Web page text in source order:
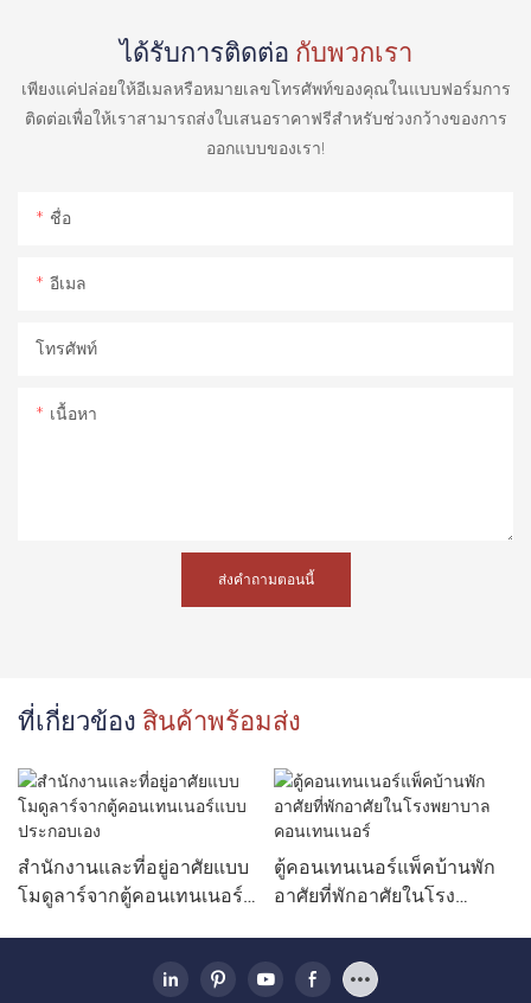
ได้รับการติดต่อ กับพวกเรา
เพียงแค่ปล่อยให้อีเมลหรือหมายเลขโทรศัพท์ของคุณในแบบฟอร์มการ
ติดต่อเพื่อให้เราสามารถส่งใบเสนอราคาฟรีสำหรับช่วงกว้างของการ
ออกแบบของเรา!
ชื่อ
อีเมล
โทรศัพท์
เนื้อหา
ส่งคำถามตอนนี้
ที่เกี่ยวข้อง สินค้าพร้อมส่ง
สำนักงานและที่อยู่อาศัยแบบ
โมดูลาร์จากตู้คอนเทนเนอร์
ตู้คอนเทนเนอร์แพ็คบ้านพัก
อาศัยที่พักอาศัยในโรง